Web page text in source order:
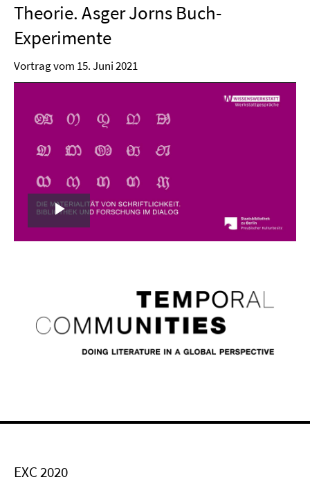
Theorie. Asger Jorns Buch-
Experimente
Vortrag vom 15. Juni 2021
Play
EXC 2020